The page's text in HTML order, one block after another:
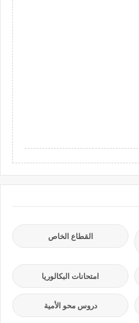
القطاع الخاص
امتحانات البكالوريا
دروس محو الأمية